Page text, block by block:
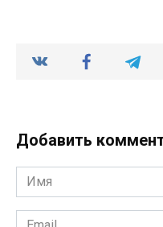
Добавить
Имя
*
Email